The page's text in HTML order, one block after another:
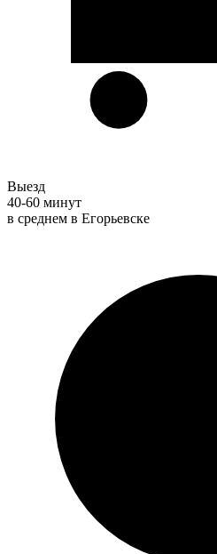
Выезд
40-60 минут
в среднем в Егорьевске